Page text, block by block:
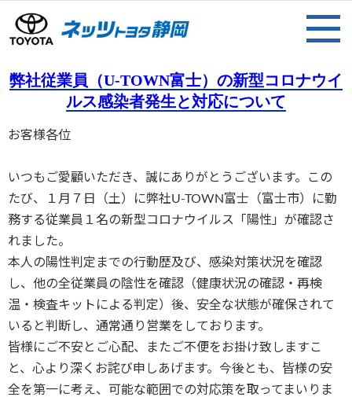
弊社従業員（U-TOWN富士）の新型コロナウイ
ルス感染者発生と対応について
お客様各位
いつもご愛顧いただき、誠にありがとうございます。この
たび、１月７日（土）に弊社U-TOWN富士（富士市）に勤
務する従業員１名の新型コロナウイルス「陽性」が確認さ
れました。
本人の陽性判定までの行動歴及び、感染対策状況を確認
し、他の全従業員の陰性を確認（健康状況の確認・再検
温・検査キットによる判定）後、安全な状態が確保されて
いると判断し、通常通り営業をしております。
皆様にご不安とご心配、またご不便をお掛け致しますこ
と、心より深くお詫び申しあげます。今後とも、皆様の安
全を第一に考え、可能な範囲での対応策を取ってまいりま